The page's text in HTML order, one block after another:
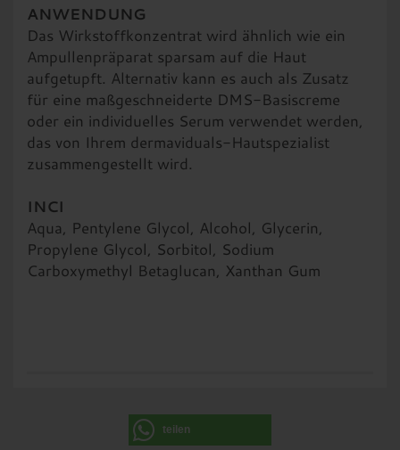
ANWENDUNG
Das Wirkstoffkonzentrat wird ähnlich wie ein
Ampullenpräparat sparsam auf die Haut
aufgetupft. Alternativ kann es auch als Zusatz
für eine maßgeschneiderte DMS-Basiscreme
oder ein individuelles Serum verwendet werden,
das von Ihrem dermaviduals-Hautspezialist
zusammengestellt wird.
INCI
Aqua, Pentylene Glycol, Alcohol, Glycerin,
Propylene Glycol, Sorbitol, Sodium
Carboxymethyl Betaglucan, Xanthan Gum
teilen